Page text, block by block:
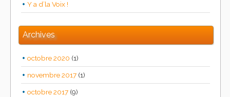
Y a d’la Voix !
Archives
octobre 2020 (1)
novembre 2017 (1)
octobre 2017 (9)